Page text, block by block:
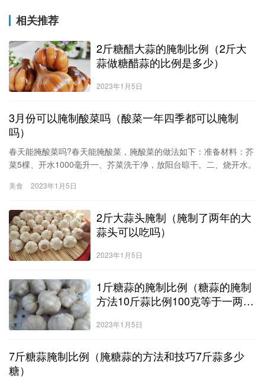
相关推荐
2斤糖醋大蒜的腌制比例（2斤大
蒜做糖醋蒜的比例是多少）
2023年1月5日
3月份可以腌制酸菜吗（酸菜一年四季都可以腌制
吗）
春天能腌酸菜吗?春天能腌酸菜，腌酸菜的做法如下：准备材料：芥
菜5棵、开水1000毫升一、芥菜洗干净，放阳台晾干。二、烧开水。
瓶子里。五、瓶子要提前清洗干净，晾干，瓶子一定是不能沾油
美食 2023年1月5日
2斤大蒜头腌制（腌制了两年的大
蒜头可以吃吗）
2023年1月5日
1斤糖蒜的腌制比例（糖蒜的腌制
方法10斤蒜比例100克等于一两
2023年1月5日
7斤糖蒜腌制比例（腌糖蒜的方法和技巧7斤蒜多少
糖）